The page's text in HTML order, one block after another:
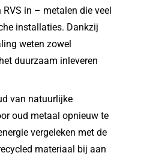
in – metalen die veel
installaties. Dankzij
weten zowel
duurzaam inleveren
van natuurlijke
oud metaal opnieuw te
vergeleken met de
materiaal bij aan